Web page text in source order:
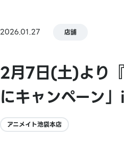
2026.01.27 店舗
2月7日(土)より
にキャンペーン
アニメイト池袋本店